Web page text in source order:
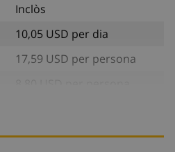
Inclòs
10,05 USD per dia
17,59 USD per persona